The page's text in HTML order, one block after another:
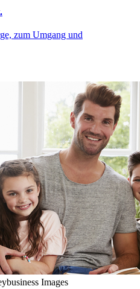
zum Umgang und
Images